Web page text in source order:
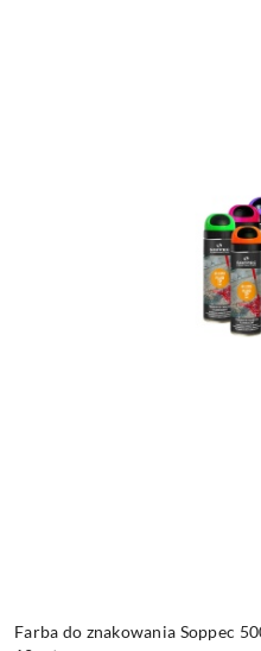
Farba do znakowania Soppec